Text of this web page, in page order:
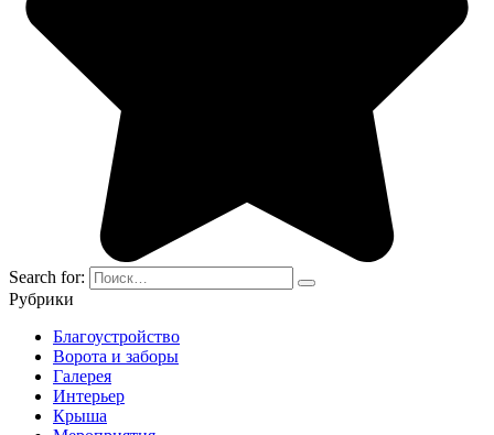
Search for:
Рубрики
Благоустройство
Ворота и заборы
Галерея
Интерьер
Крыша